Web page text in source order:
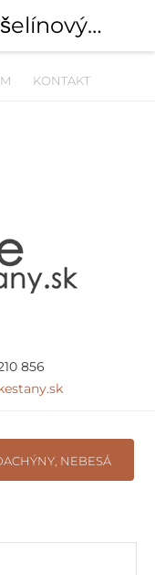
KONTAKT
856
NEBESÁ
DAMANI pravý mušelínový baldachýn / bavlnený - púdrovo ružový | Závesné stany, baldachýny, nebesá | detskestany.sk